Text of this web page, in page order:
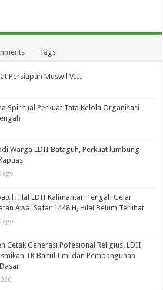
Tags
Persiapan Muswil VIII
Spiritual Perkuat Tata Kelola Organisasi
Warga LDII Bataguh, Perkuat lumbung
ago
Hilal LDII Kalimantan Tengah Gelar
Awal Safar 1448 H, Hilal Belum Terlihat
ago
Cetak Generasi Pofesional Religius, LDII
TK Baitul Ilmi dan Pembangunan